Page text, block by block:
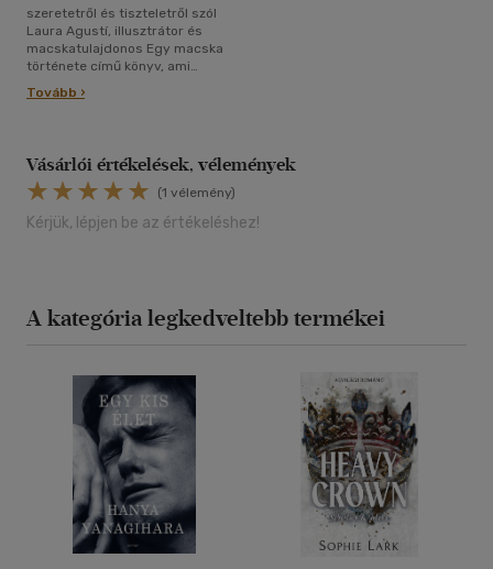
szeretetről és tiszteletről szól
Laura Agustí, illusztrátor és
macskatulajdonos Egy macska
története című könyv, ami
esszé. Megható, kedves,
fellapoznia.
Tovább ›
Vásárlói értékelések, vélemények
(1 vélemény)
Kérjük, lépjen be az értékeléshez!
A kategória legkedveltebb termékei